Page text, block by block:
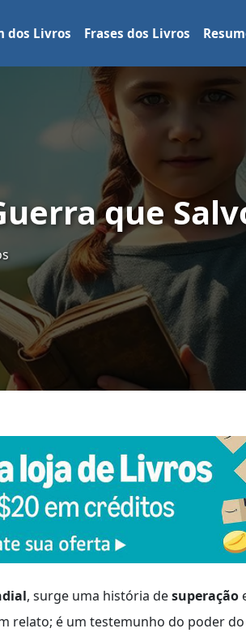
dos Livros Frases dos Livros
que
, surge uma história desuperação
relato; é um testemunho do poder